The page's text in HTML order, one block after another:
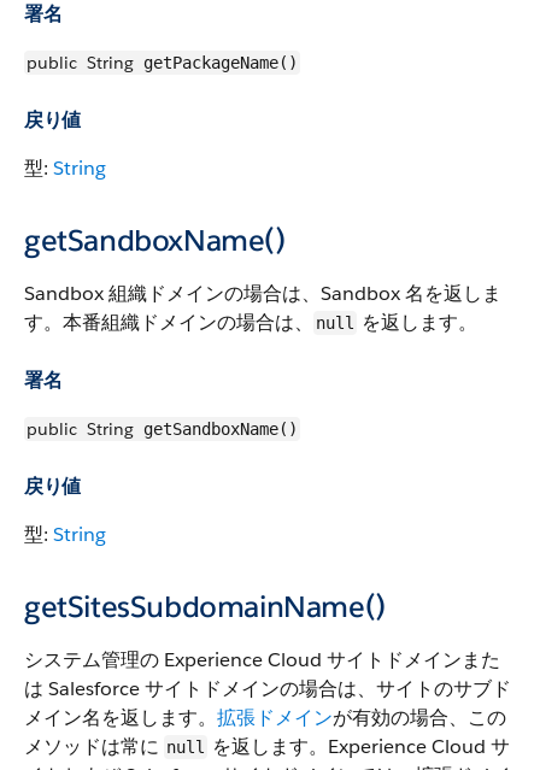
署名
public String getPackageName()
戻り値
型: String
getSandboxName()
Sandbox 組織ドメインの場合は、Sandbox 名を返しま
す。本番組織ドメインの場合は、
null を返します。
署名
public String getSandboxName()
戻り値
型: String
getSitesSubdomainName()
システム管理の Experience Cloud サイトドメインまた
は Salesforce サイトドメインの場合は、サイトのサブド
メイン名を返します。 拡張ドメインが有効の場合、この
メソッドは常に null
を返します。Experience Cloud サ